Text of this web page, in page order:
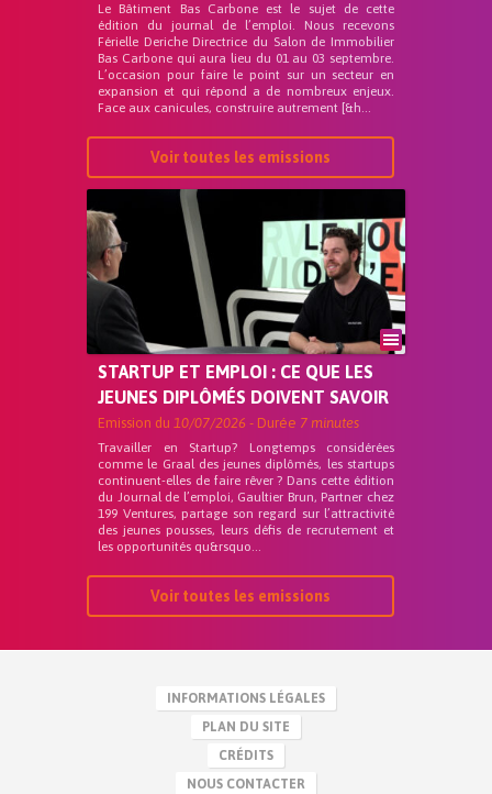
Le Bâtiment Bas Carbone est le sujet de cette
édition du journal de l’emploi. Nous recevons
Férielle Deriche Directrice du Salon de Immobilier
Bas Carbone qui aura lieu du 01 au 03 septembre.
L’occasion pour faire le point sur un secteur en
expansion et qui répond a de nombreux enjeux.
Face aux canicules, construire autrement [&h...
Voir toutes les emissions
STARTUP ET EMPLOI : CE QUE LES
JEUNES DIPLÔMÉS DOIVENT SAVOIR
Emission du 10/07/2026 - Durée 7 minutes
Travailler en Startup? Longtemps considérées
comme le Graal des jeunes diplômés, les startups
continuent-elles de faire rêver ? Dans cette édition
du Journal de l’emploi, Gaultier Brun, Partner chez
199 Ventures, partage son regard sur l’attractivité
des jeunes pousses, leurs défis de recrutement et
les opportunités qu&rsquo...
Voir toutes les emissions
INFORMATIONS LÉGALES
PLAN DU SITE
CRÉDITS
NOUS CONTACTER